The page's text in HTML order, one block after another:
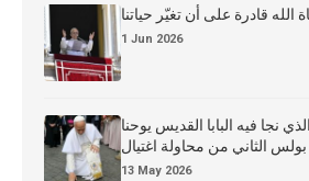
الله قادرة على أن تغيّر حياتنا
1 Jun 2026
نجا فيه البابا القديس يوحنا
بولس الثاني من محاولة اغتيال
13 May 2026